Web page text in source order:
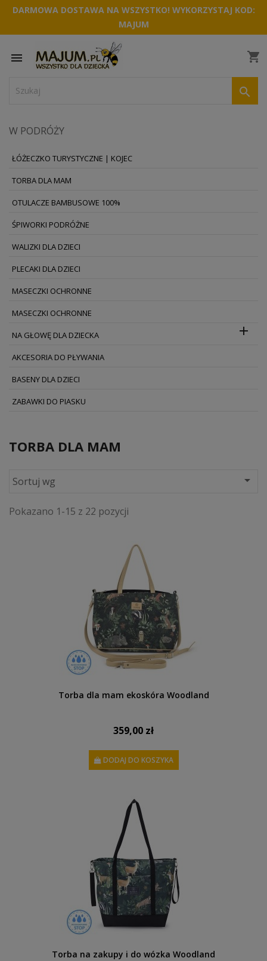
DARMOWA DOSTAWA NA WSZYSTKO! WYKORZYSTAJ KOD:
MAJUM
 shopping_cart

W PODRÓŻY
ŁÓŻECZKO TURYSTYCZNE | KOJEC
TORBA DLA MAM
OTULACZE BAMBUSOWE 100%
ŚPIWORKI PODRÓŻNE
WALIZKI DLA DZIECI
PLECAKI DLA DZIECI
MASECZKI OCHRONNE
MASECZKI OCHRONNE
NA GŁOWĘ DLA DZIECKA 
AKCESORIA DO PŁYWANIA
BASENY DLA DZIECI
ZABAWKI DO PIASKU
TORBA DLA MAM
Sortuj wg 
Pokazano 1-15 z 22 pozycji
Torba dla mam ekoskóra Woodland
359,00 zł
DODAJ DO KOSZYKA
Torba na zakupy i do wózka Woodland